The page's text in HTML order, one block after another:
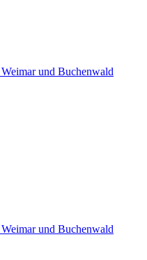
und Buchenwald
und Buchenwald